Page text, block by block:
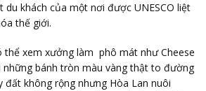
du khách của một nơi được UNESCO liệt
thế giới.
thể xem xưởng làm phô mát như Cheese
những bánh tròn màu vàng thật to đường
đất không rộng nhưng Hòa Lan nuôi